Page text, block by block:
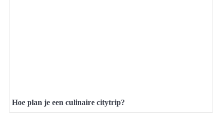
Hoe plan je een culinaire citytrip?